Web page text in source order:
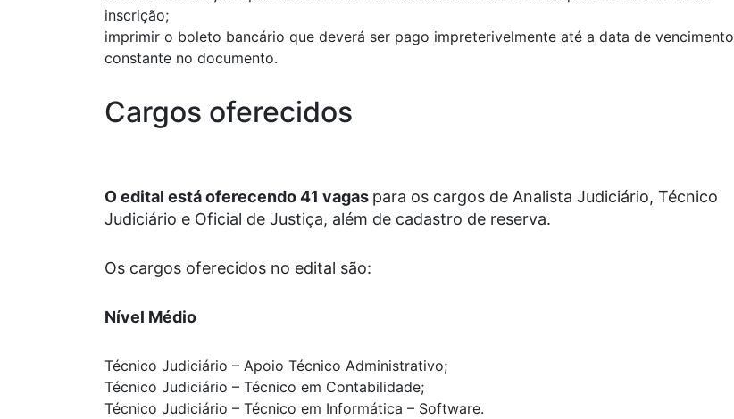
inscrição;
imprimir o boleto bancário que deverá ser pago impreterivelmente até a data de vencimento
constante no documento.
Cargos oferecidos
O edital está oferecendo 41 vagas para os cargos de Analista Judiciário, Técnico
Judiciário e Oficial de Justiça, além de cadastro de reserva.
Os cargos oferecidos no edital são:
Nível Médio
Técnico Judiciário – Apoio Técnico Administrativo;
Técnico Judiciário – Técnico em Contabilidade;
Técnico Judiciário – Técnico em Informática – Software.